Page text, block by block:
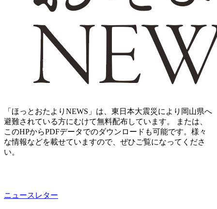
「ほっとおたよりNEWS」は、東日本大震災により岡山県へ
避難されている方にむけて無料配布しています。 または、
このHPからPDFデータでのダウンロードも可能です。様々
な情報などを載せていますので、ぜひご覧になってくださ
い。
ニュースレター